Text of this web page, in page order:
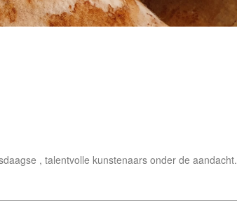
, talentvolle kunstenaars onder de aandacht.